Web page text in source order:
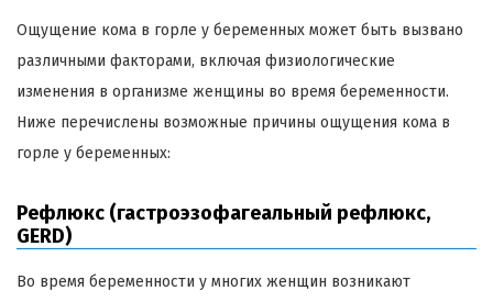
Ощущение кома в горле у беременных может быть вызвано
различными факторами, включая физиологические
изменения в организме женщины во время беременности.
Ниже перечислены возможные причины ощущения кома в
горле у беременных:
Рефлюкс (гастроэзофагеальный рефлюкс,
GERD)
Во время беременности у многих женщин возникают